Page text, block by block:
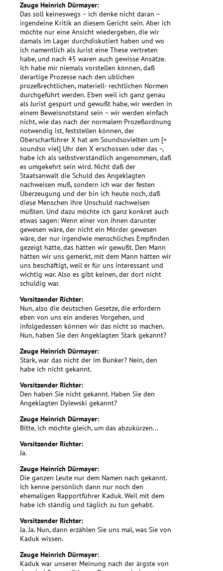
Zeuge Heinrich Dürmayer:
Das soll keineswegs – ich denke nicht daran –
irgendeine Kritik an diesem Gericht sein. Aber ich
möchte nur eine Ansicht wiedergeben, die wir
damals im Lager durchdiskutiert haben und wo
ich namentlich als Jurist eine These vertreten
habe, und nach 45 waren auch gewisse Ansätze.
Ich habe mir niemals vorstellen können, daß
derartige Prozesse nach den üblichen
prozeßrechtlichen, materiell- rechtlichen Normen
durchgeführt werden. Eben weil ich ganz genau
als Jurist gespürt und gewußt habe, wir werden in
einem Beweisnotstand sein – wir werden einfach
nicht, wie das nach der normalem Prozeßordnung
notwendig ist, feststellen können, der
Oberscharführer X hat am Soundsovielten um [+
soundso viel] Uhr den X erschossen oder das –,
habe ich als selbstverständlich angenommen, daß
es umgekehrt sein wird. Nicht daß der
Staatsanwalt die Schuld des Angeklagten
nachweisen muß, sondern ich war der festen
Überzeugung und der bin ich heute noch, daß
diese Menschen ihre Unschuld nachweisen
müßten. Und dazu möchte ich ganz konkret auch
etwas sagen: Wenn einer von ihnen darunter
gewesen wäre, der nicht ein Mörder gewesen
wäre, der nur irgendwie menschliches Empfinden
gezeigt hätte, das hätten wir gewußt. Den Mann
hätten wir uns gemerkt, mit dem Mann hätten wir
uns beschäftigt, weil er für uns interessant und
wichtig war. Also es gibt keinen, der dort nicht
schuldig war.
Vorsitzender Richter:
Nun, also die deutschen Gesetze, die erfordern
eben von uns ein anderes Vorgehen, und
infolgedessen können wir das nicht so machen.
Nun, haben Sie den Angeklagten Stark gekannt?
Zeuge Heinrich Dürmayer:
Stark, war das nicht der im Bunker? Nein, den
habe ich nicht gekannt.
Vorsitzender Richter:
Den haben Sie nicht gekannt. Haben Sie den
Angeklagten Dylewski gekannt?
Zeuge Heinrich Dürmayer:
Bitte, ich möchte gleich, um das abzukürzen...
Vorsitzender Richter:
Ja.
Zeuge Heinrich Dürmayer:
Die ganzen Leute nur dem Namen nach gekannt.
Ich kenne persönlich dann nur noch den
ehemaligen Rapportführer Kaduk. Weil mit dem
habe ich ständig und täglich zu tun gehabt.
Vorsitzender Richter:
Ja. Ja. Nun, dann erzählen Sie uns mal, was Sie von
Kaduk wissen.
Zeuge Heinrich Dürmayer:
Kaduk war unserer Meinung nach der ärgste von